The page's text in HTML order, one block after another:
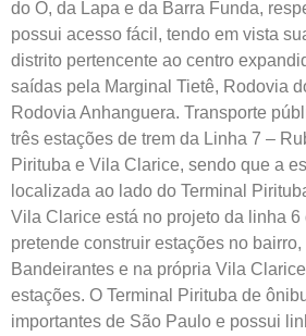
do Ó, da Lapa e da Barra Funda,
possui acesso fácil, tendo em vista
distrito pertencente ao centro
saídas pela Marginal Tietê, Rodovia
Rodovia Anhanguera. Transporte
três estações de trem da Linha 7 –
Pirituba e Vila Clarice, sendo que a
localizada ao lado do Terminal
Vila Clarice está no projeto da linha 6
pretende construir estações no
Bandeirantes e na própria Vila
estações. O Terminal Pirituba de
importantes de São Paulo e possui